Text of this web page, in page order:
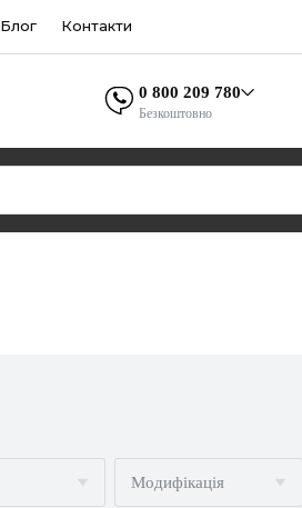
Блог Контакти
0 800 209 780
Безкоштовно
Модифікація